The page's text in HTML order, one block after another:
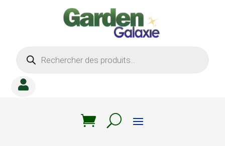
produits
